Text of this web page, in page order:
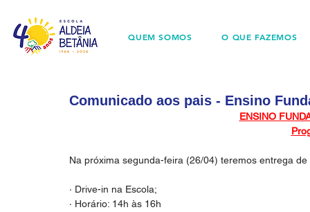
QUEM SOMOS O QUE FAZEMOS
Comunicado aos pais - Ensino
ENSINO
Na próxima segunda-feira (26/04) teremos entrega de
· Drive-in na Escola;
· Horário: 14h às 16h